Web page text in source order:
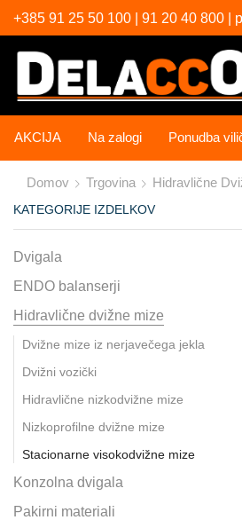
+385 91 25 50 100 | 91 20 40 800 |
AKCIJA Na zalogi Ponudba
Domov Trgovina Hidravlične
KATEGORIJE IZDELKOV
Dvigala
ENDO balanserji
Hidravlične dvižne mize
Dvižne mize iz nerjavečega jekla
Dvižni vozički
Hidravlične nizkodvižne mize
Nizkoprofilne dvižne mize
Stacionarne visokodvižne mize
Konzolna dvigala
Pakirni materiali